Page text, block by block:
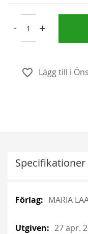
- +
Lägg till i
Specifikationer
InformationMARIA
27 apr.